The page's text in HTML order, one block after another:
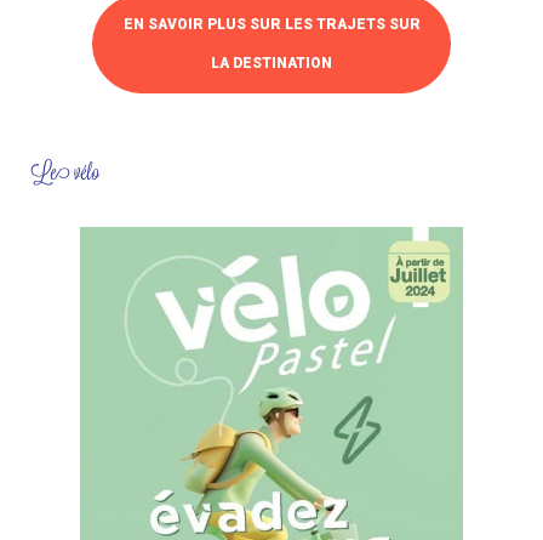
EN SAVOIR PLUS SUR LES TRAJETS SUR
LA DESTINATION
Le vélo